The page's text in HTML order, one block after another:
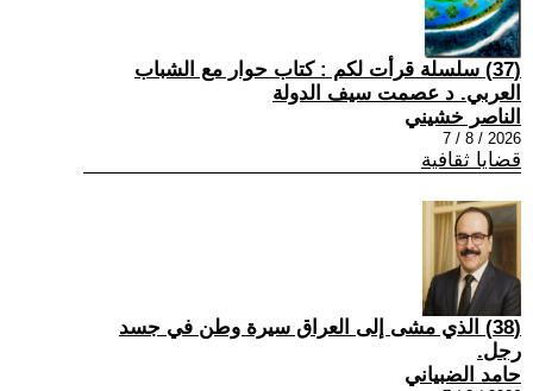
(37) سلسلة قرأت لكم : كتاب حوار مع الشباب
العربي. د عصمت سيف الدولة
الناصر خشيني
2026 / 8 / 7
قضايا ثقافية
(38) الذي مشى إلى العراق سيرة وطن في جسد
رجل.
حامد الضبياني